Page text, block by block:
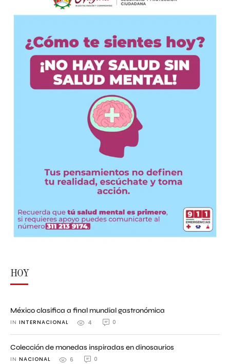
HOY
México clasifica a final mundial gastronómica
IN INTERNACIONAL 4 0
Colección de monedas inspiradas en dinosaurios
IN NACIONAL 6 0